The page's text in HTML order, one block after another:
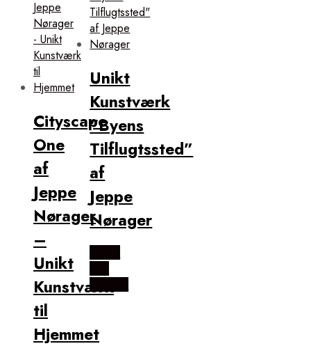
Cityscape
One
af
Jeppe
Nørager
–
Unikt
Kunstværk
til
Hjemmet
Unikt
Kunstværk
“Byens
Tilflugtssted”
af
Jeppe
Nørager